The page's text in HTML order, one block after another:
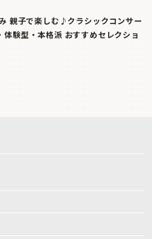
親子で楽しむ♪クラシックコンサー
体験型・本格派 おすすめセレクショ